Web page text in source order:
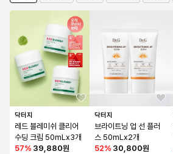
닥터지
레드 블레미쉬 클리어
수딩 크림 50mLx3개
57% 39,880원
닥터지
브라이트닝 업 선 플러
스 50mLx2개
52% 30,800원